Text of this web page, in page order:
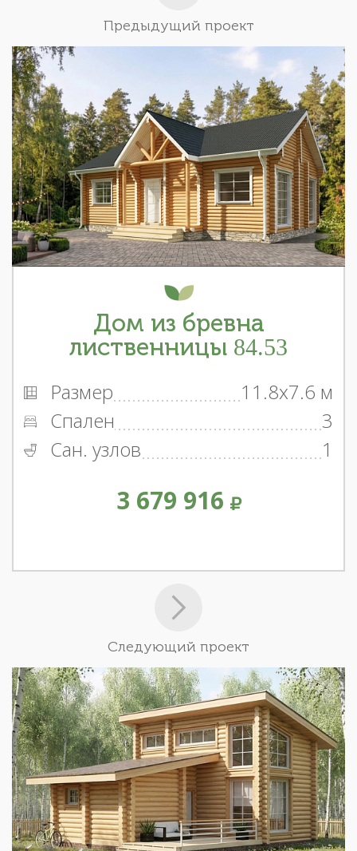
Предыдущий проект
Дом из бревна
лиственницы 84.53
Размер
11.8x7.6 м
Спален
3
Сан. узлов
1
3 679 916
Следующий проект